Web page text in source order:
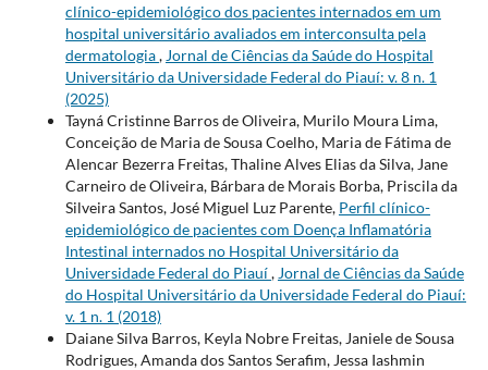
clínico-epidemiológico dos pacientes internados em um
hospital universitário avaliados em interconsulta pela
dermatologia, Jornal de Ciências da Saúde do Hospital
Universitário da Universidade Federal do Piauí: v. 8 n. 1
(2025)
Tayná Cristinne Barros de Oliveira, Murilo Moura Lima,
Conceição de Maria de Sousa Coelho, Maria de Fátima de
Alencar Bezerra Freitas, Thaline Alves Elias da Silva, Jane
Carneiro de Oliveira, Bárbara de Morais Borba, Priscila da
Silveira Santos, José Miguel Luz Parente, Perfil clínico-
epidemiológico de pacientes com Doença Inflamatória
Intestinal internados no Hospital Universitário da
Universidade Federal do Piauí, Jornal de Ciências da Saúde
do Hospital Universitário da Universidade Federal do Piauí:
v. 1 n. 1 (2018)
Daiane Silva Barros, Keyla Nobre Freitas, Janiele de Sousa
Rodrigues, Amanda dos Santos Serafim, Jessa Iashmin